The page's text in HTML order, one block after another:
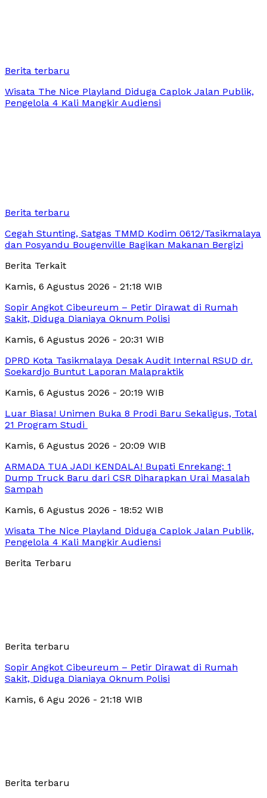
Berita terbaru
Wisata The Nice Playland Diduga Caplok Jalan Publik,
Pengelola 4 Kali Mangkir Audiensi
Berita terbaru
Cegah Stunting, Satgas TMMD Kodim 0612/Tasikmalaya
dan Posyandu Bougenville Bagikan Makanan Bergizi
Berita Terkait
Kamis, 6 Agustus 2026 - 21:18 WIB
Sopir Angkot Cibeureum – Petir Dirawat di Rumah
Sakit, Diduga Dianiaya Oknum Polisi
Kamis, 6 Agustus 2026 - 20:31 WIB
DPRD Kota Tasikmalaya Desak Audit Internal RSUD dr.
Soekardjo Buntut Laporan Malapraktik
Kamis, 6 Agustus 2026 - 20:19 WIB
Luar Biasa! Unimen Buka 8 Prodi Baru Sekaligus, Total
21 Program Studi
Kamis, 6 Agustus 2026 - 20:09 WIB
ARMADA TUA JADI KENDALA! Bupati Enrekang: 1
Dump Truck Baru dari CSR Diharapkan Urai Masalah
Sampah
Kamis, 6 Agustus 2026 - 18:52 WIB
Wisata The Nice Playland Diduga Caplok Jalan Publik,
Pengelola 4 Kali Mangkir Audiensi
Berita Terbaru
Berita terbaru
Sopir Angkot Cibeureum – Petir Dirawat di Rumah
Sakit, Diduga Dianiaya Oknum Polisi
Kamis, 6 Agu 2026 - 21:18 WIB
Berita terbaru